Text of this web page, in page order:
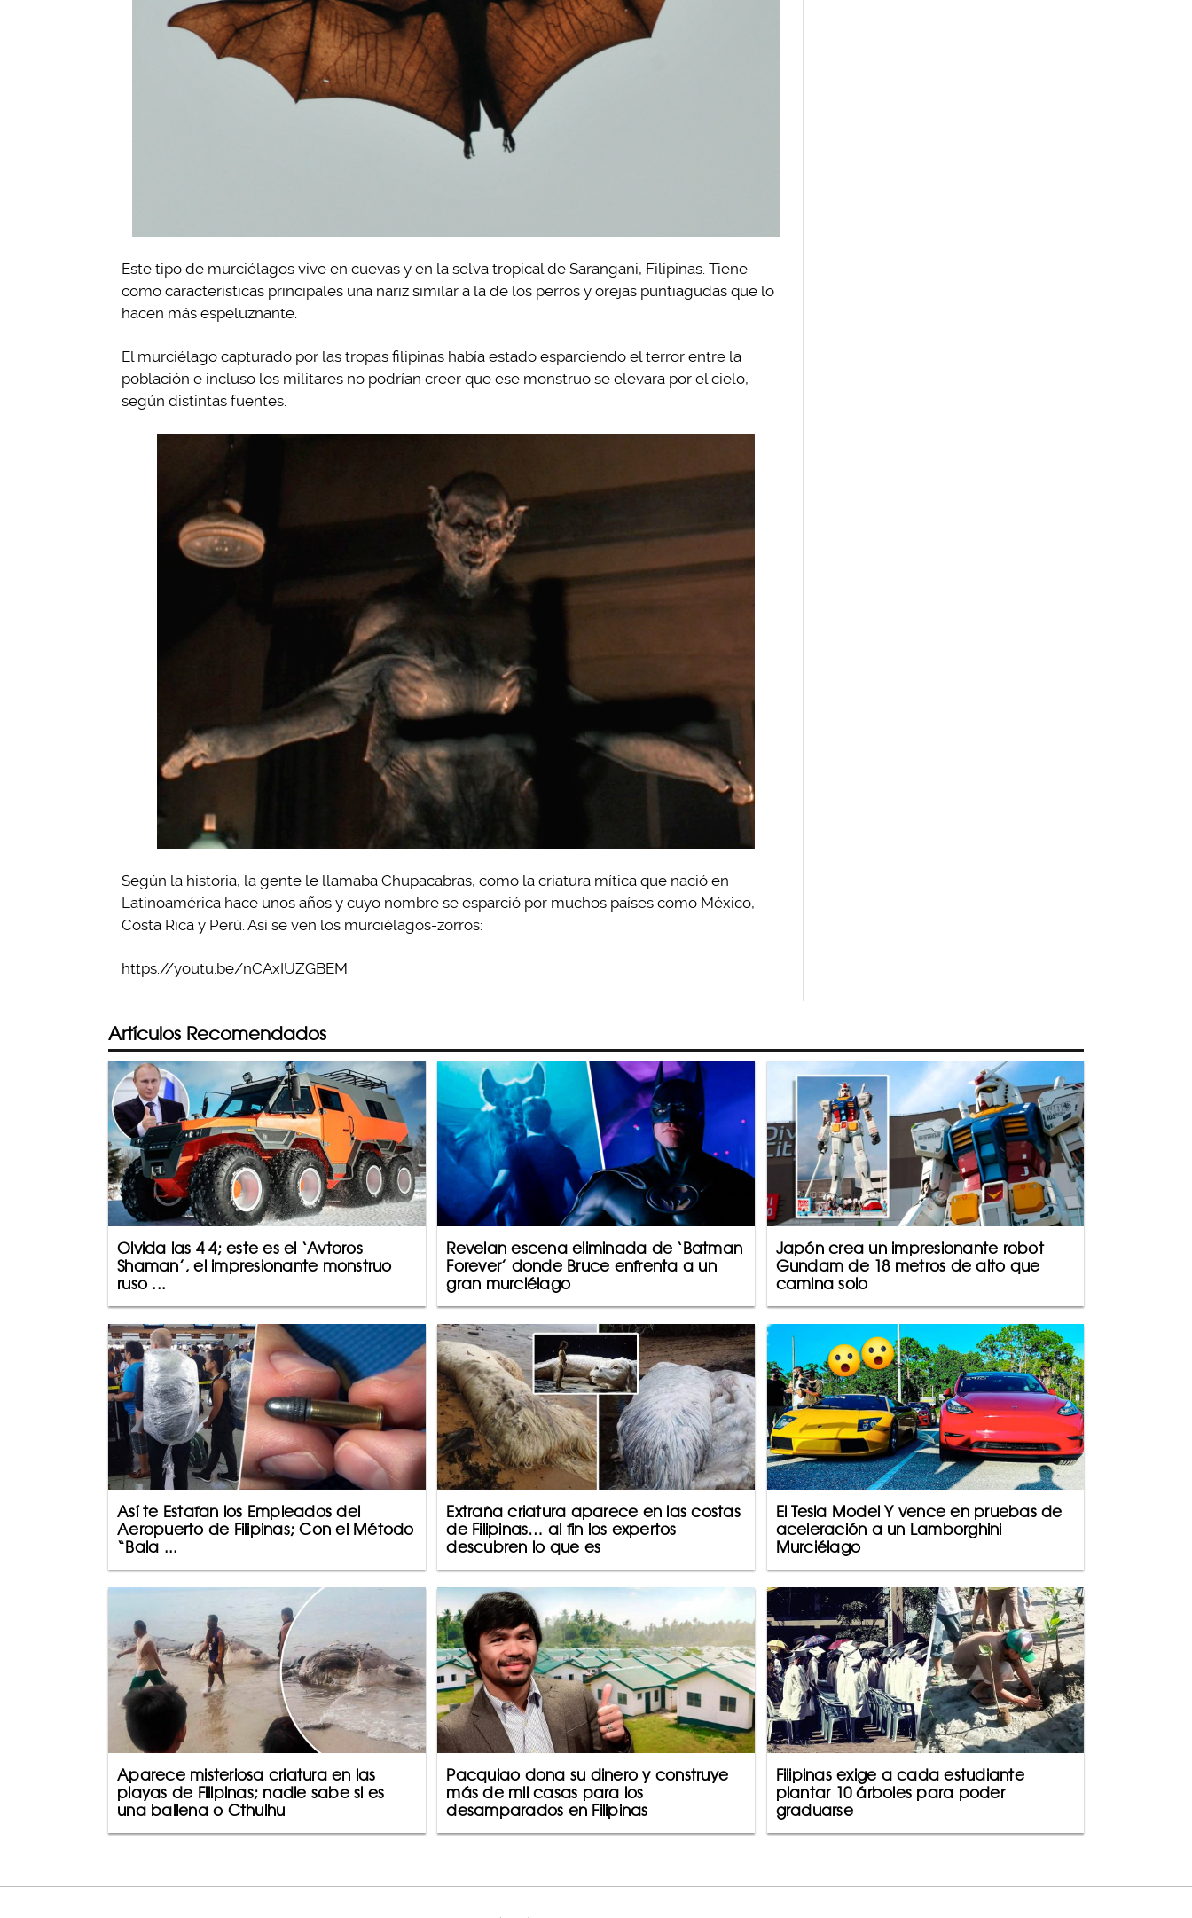
Este tipo de murciélagos vive en cuevas y en la selva tropical de Sarangani, Filipinas. Tiene
como características principales una nariz similar a la de los perros y orejas puntiagudas que lo
hacen más espeluznante.
El murciélago capturado por las tropas filipinas había estado esparciendo el terror entre la
población e incluso los militares no podrían creer que ese monstruo se elevara por el cielo,
según distintas fuentes.
Según la historia, la gente le llamaba Chupacabras, como la criatura mítica que nació en
Latinoamérica hace unos años y cuyo nombre se esparció por muchos países como México,
Costa Rica y Perú. Así se ven los murciélagos-zorros:
https://youtu.be/nCAxIUZGBEM
Artículos Recomendados
Olvida las 4×4; este es el ‘Avtoros
Shaman’, el impresionante monstruo
ruso ...
Revelan escena eliminada de ‘Batman
Forever’ donde Bruce enfrenta a un
gran murciélago
Japón crea un impresionante robot
Gundam de 18 metros de alto que
camina solo
Así te Estafan los Empleados del
Aeropuerto de Filipinas; Con el Método
“Bala ...
Extraña criatura aparece en las costas
de Filipinas… al fin los expertos
descubren lo que es
El Tesla Model Y vence en pruebas de
aceleración a un Lamborghini
Murciélago
Aparece misteriosa criatura en las
playas de Filipinas; nadie sabe si es
una ballena o Cthulhu
Pacquiao dona su dinero y construye
más de mil casas para los
desamparados en Filipinas
Filipinas exige a cada estudiante
plantar 10 árboles para poder
graduarse